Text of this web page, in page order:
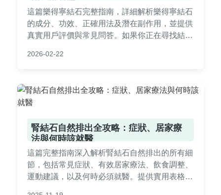
這篇樂得寧結石完整指南，詳細解析樂得寧結石
的成分、功效、正確用法及潛在副作用，並提供
真實用戶評價與常見問答。如果你正在尋找結石
免踩雷。內容涵蓋樂得寧結石的優缺點比較、購
2026-02-22
腎結石自然排出全攻略：症狀、居家療
法與何時該就醫
這篇完整指南深入解析腎結石自然排出的所有細
節，包括常見症狀、有效居家療法、飲食調整、
運動建議，以及何時必須就醫。提供實用表格和